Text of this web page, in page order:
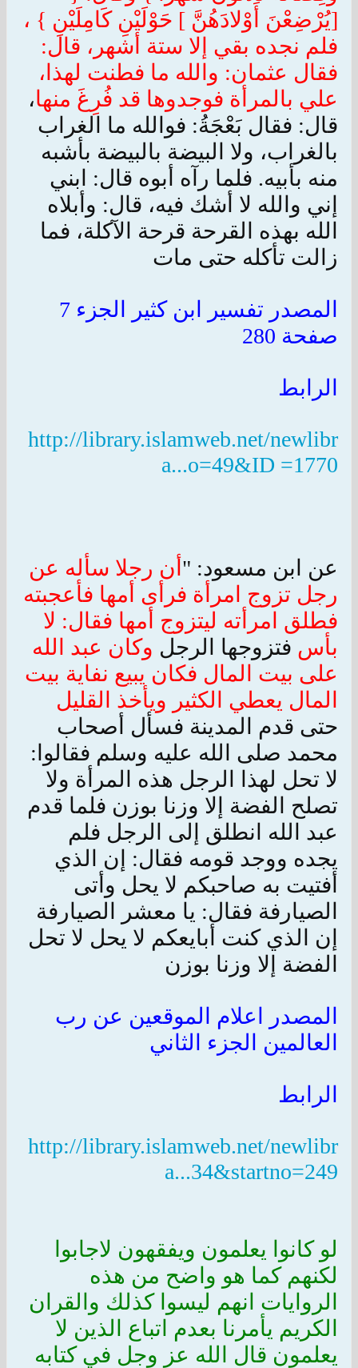
[يُرْضِعْنَ أَوْلادَهُنَّ ] حَوْلَيْنِ كَامِلَيْنِ } ،
فلم نجده بقي إلا ستة أشهر، قال:
فقال عثمان: والله ما فطنت لهذا،
علي بالمرأة فوجدوها قد فُرِغَ منها،
قال: فقال بَعْجَةُ: فوالله ما الغراب
بالغراب، ولا البيضة بالبيضة بأشبه
منه بأبيه. فلما رآه أبوه قال: ابني
إني والله لا أشك فيه، قال: وأبلاه
الله بهذه القرحة قرحة الآكلة، فما
زالت تأكله حتى مات
المصدر تفسير ابن كثير الجزء 7
صفحة 280
الرابط
http://library.islamweb.net/newlibr
a...o=49&ID =1770
عن ابن مسعود: " أن رجلا سأله عن
رجل تزوج امرأة فرأى أمها فأعجبته
فطلق امرأته ليتزوج أمها فقال: لا
بأس فتزوجها الرجل وكان عبد الله
على بيت المال فكان يبيع نفاية بيت
المال يعطي الكثير ويأخذ القليل
حتى قدم المدينة فسأل أصحاب
محمد صلى الله عليه وسلم فقالوا:
لا تحل لهذا الرجل هذه المرأة ولا
تصلح الفضة إلا وزنا بوزن فلما قدم
عبد الله انطلق إلى الرجل فلم
يجده ووجد قومه فقال: إن الذي
أفتيت به صاحبكم لا يحل وأتى
الصيارفة فقال: يا معشر الصيارفة
إن الذي كنت أبايعكم لا يحل لا تحل
الفضة إلا وزنا بوزن
المصدر اعلام الموقعين عن رب
العالمين الجزء الثاني
الرابط
http://library.islamweb.net/newlibr
a...34&startno=249
لو كانوا يعلمون ويفقهون لاجابوا
لكنهم كما هو واضح من هذه
الروايات انهم ليسوا كذلك والقران
الكريم يأمرنا بعدم اتباع الذين لا
يعلمون قال الله عز وجل في كتابه